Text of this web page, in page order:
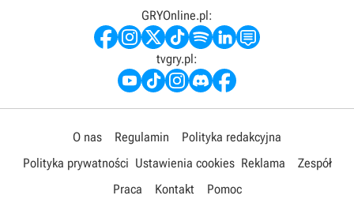
GRYOnline.pl:
tvgry.pl:
O nas Regulamin
Polityka redakcyjna
Polityka prywatności Ustawienia cookies Reklama
Zespół
Praca
Kontakt Pomoc